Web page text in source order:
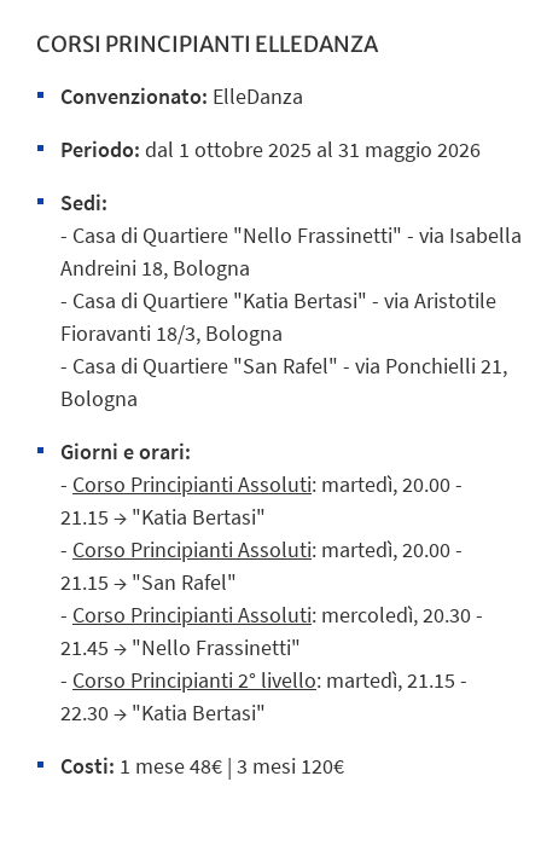
CORSI PRINCIPIANTI ELLEDANZA
Convenzionato: ElleDanza
Periodo: dal 1 ottobre2025 al 31 maggio 2026
Sedi:
- Casa di Quartiere "Nello Frassinetti" - via Isabella
Andreini 18, Bologna
- Casa di Quartiere "Katia Bertasi" - via Aristotile
Fioravanti 18/3, Bologna
- Casa di Quartiere "San Rafel" - via Ponchielli 21,
Bologna
Giorni e orari:
- Corso Principianti Assoluti: martedì, 20.00 -
21.15 → "Katia Bertasi"
- Corso Principianti Assoluti: martedì, 20.00 -
21.15 → "San Rafel"
- Corso Principianti Assoluti: mercoledì, 20.30 -
21.45 → "Nello Frassinetti"
- Corso Principianti 2° livello: martedì, 21.15 -
22.30→ "Katia Bertasi"
Costi: 1 mese 48€ | 3 mesi 120€